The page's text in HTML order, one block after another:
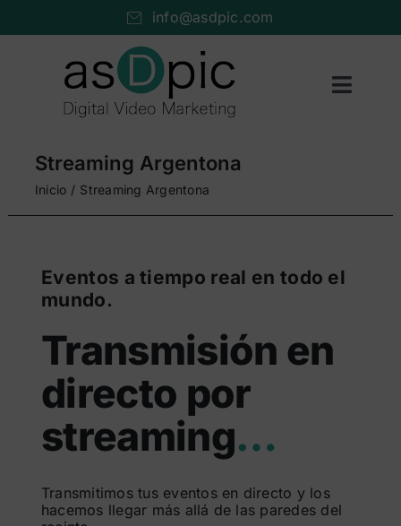
info@asdpic.com
Toggle
Producción audiovisual
Portfolio
Nosotros
Cuéntanos…
Buscar:
Streaming Argentona
Inicio Streaming Argentona
Eventos a tiempo real en todo el
mundo.
Transmisión en
directo por
streaming…
Transmitimos tus eventos en directo y los
hacemos llegar más allá de las paredes del